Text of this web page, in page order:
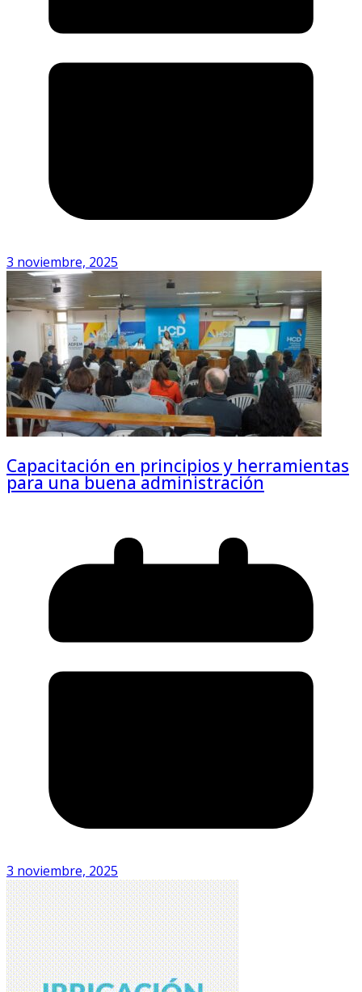
3 noviembre, 2025
Capacitación en principios y herramientas
para una buena administración
3 noviembre, 2025